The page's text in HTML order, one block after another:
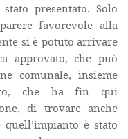
presentato. Solo
favorevole alla
si è potuto arrivare
approvato, che può
comunale, insieme
che ha fin qui
di trovare anche
è stato